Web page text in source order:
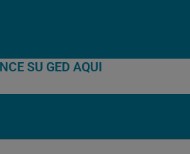
SU GED AQUI